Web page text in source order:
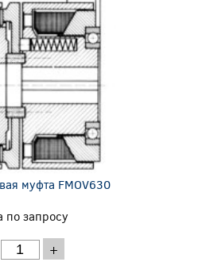
муфта FMOV630
по запросу
+